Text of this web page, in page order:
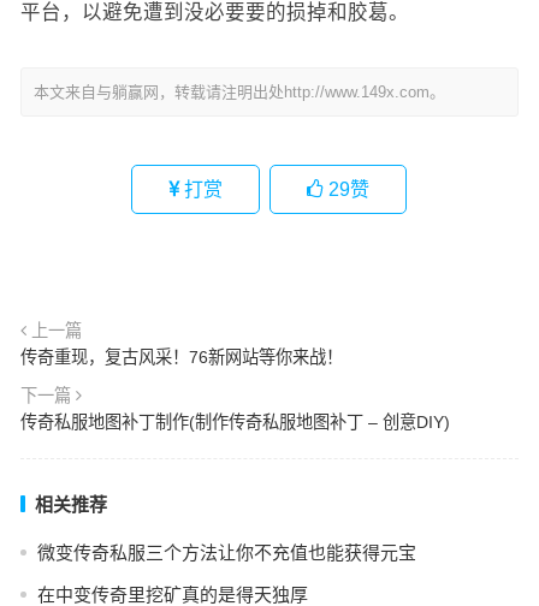
平台，以避免遭到没必要要的损掉和胶葛。
本文来自与躺赢网，转载请注明出处http://www.149x.com。
打赏 29赞
上一篇
传奇重现，复古风采！76新网站等你来战！
下一篇
传奇私服地图补丁制作(制作传奇私服地图补丁 – 创意DIY)
相关推荐
微变传奇私服三个方法让你不充值也能获得元宝
在中变传奇里挖矿真的是得天独厚